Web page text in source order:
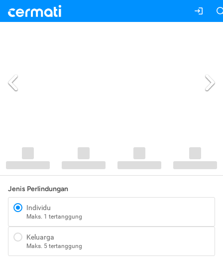
Jenis Perlindungan
Individu
Maks. 1 tertanggung
Keluarga
Maks. 5 tertanggung